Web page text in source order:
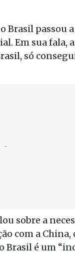
Brasil passou
Em sua fala,
só
sobre a
com a
é um